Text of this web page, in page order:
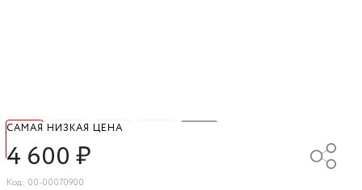
САМАЯ НИЗКАЯ ЦЕНА
4 600₽
Код: 00-00070900